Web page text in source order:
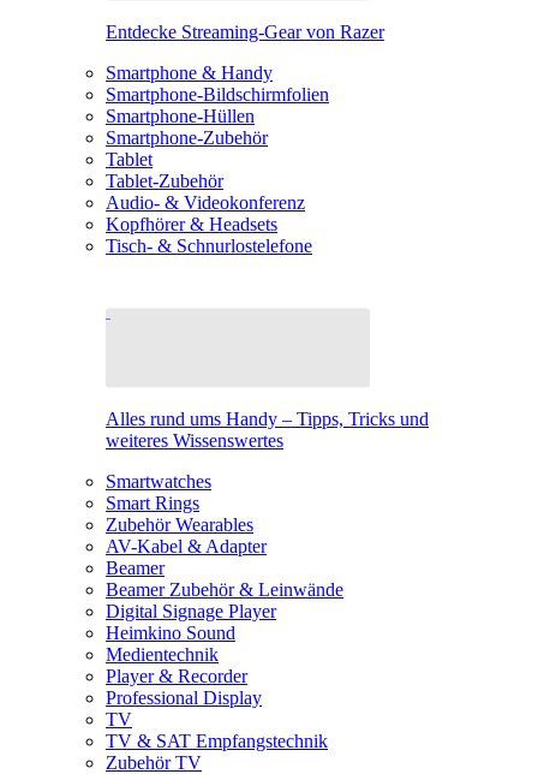
Entdecke Streaming-Gear von Razer
Smartphone & Handy
Smartphone-Bildschirmfolien
Smartphone-Hüllen
Smartphone-Zubehör
Tablet
Tablet-Zubehör
Audio- & Videokonferenz
Kopfhörer & Headsets
Tisch- & Schnurlostelefone
Alles rund ums Handy – Tipps, Tricks und
weiteres Wissenswertes
Smartwatches
Smart Rings
Zubehör Wearables
AV-Kabel & Adapter
Beamer
Beamer Zubehör & Leinwände
Digital Signage Player
Heimkino Sound
Medientechnik
Player & Recorder
Professional Display
TV
TV & SAT Empfangstechnik
Zubehör TV